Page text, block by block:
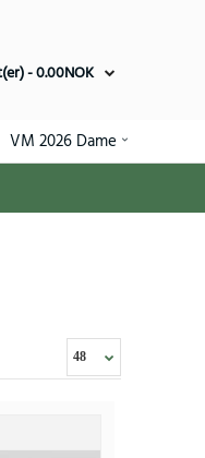
- 0.00NOK
VM 2026 Dame